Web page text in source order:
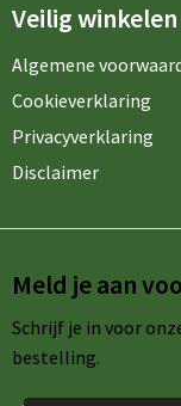
Veilig winkelen
Algemene
Cookieverklaring
Privacyverklaring
Disclaimer
Meld je aan
Schrijf je in voor
bestelling.